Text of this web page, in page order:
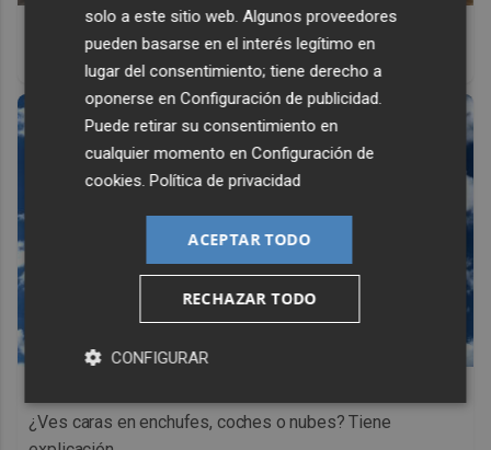
El truco contra la cal
Di adiós a la cal del baño con estos sencillos consejos
¿Ves caras en enchufes, coches o nubes? Tiene
solo a este sitio web. Algunos proveedores
pueden basarse en el interés legítimo en
lugar del consentimiento; tiene derecho a
oponerse enConfiguración de publicidad
Puede retirar su consentimiento en
cualquier momento enConfiguración de
cookies .Política de privacidad
ACEPTAR TODO
RECHAZAR TODO
CONFIGURAR